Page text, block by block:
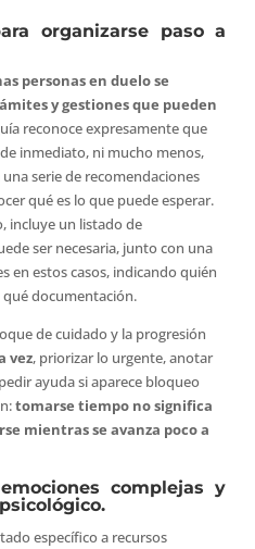
organizarse paso a
personas en duelo se
y gestiones que pueden
reconoce expresamente que
inmediato, ni mucho menos,
serie de recomendaciones
qué es lo que puede esperar.
incluye un listado de
ser necesaria, junto con una
en estos casos, indicando quién
qué documentación.
de cuidado y la progresión
vez, priorizar lo urgente, anotar
ayuda si aparece bloqueo
tomarse tiempo no significa
mientras se avanza poco a
complejas y
específico a recursos